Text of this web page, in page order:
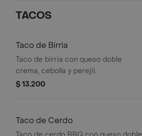
TACOS
Taco de Birria
Taco de birria con queso doble
crema, cebolla y perejil.
$ 13.200
Taco de Cerdo